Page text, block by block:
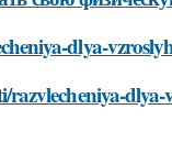
dlya-